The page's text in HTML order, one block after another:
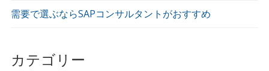
需要で選ぶならSAPコンサルタントがおすすめ
カテゴリー